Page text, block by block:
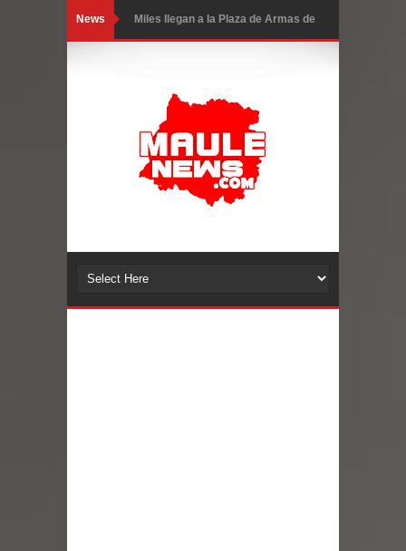
News Torneo de Asadores reúne a 13
2026 en Talca
Alerta por hantavirus: expertos piden
reforzar medidas y consulta oportuna
Matrimonios Linarenses Celebraron
Departamento Comunal de Salud de